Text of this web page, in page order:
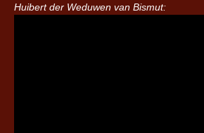
Huibert der Weduwen van Bismut: